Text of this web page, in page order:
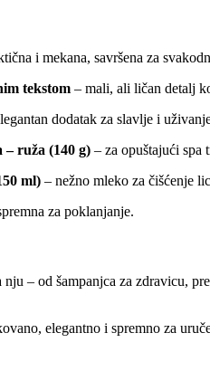
i mekana, savršena za
tekstom – mali, ali ličan detalj
dodatak za slavlje i
– ruža (140 g) – za opuštajući spa
ml) – nežno mleko za čišćenje
za poklanjanje.
nju – od šampanjca za zdravicu,
elegantno i spremno za